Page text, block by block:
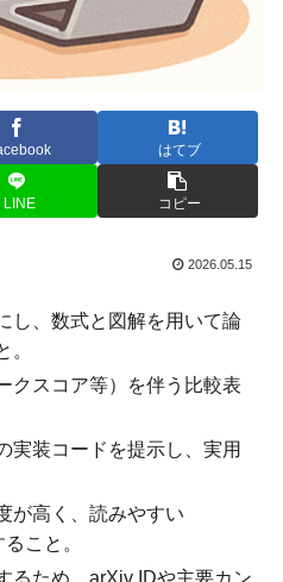
はてブ
LINE コピー
2026.05.15
し、数式と図解を用いて論
。
クスコア等）を伴う比較表
実装コードを提示し、実用
が高く、読みやすい
こと。
るため、arXiv IDや主要カン